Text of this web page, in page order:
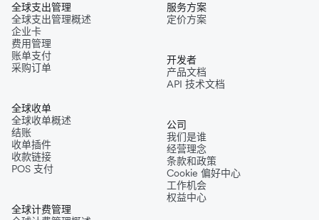
全球支出管理
全球支出管理概述
企业卡
费用管理
账单支付
采购订单
全球收单
全球收单概述
结账
收单插件
收款链接
POS 支付
全球计费管理
服务方案
定价方案
开发者
产品文档
API 技术文档
公司
我们是谁
经营理念
条款和政策
Cookie 偏好中心
工作机会
权益中心